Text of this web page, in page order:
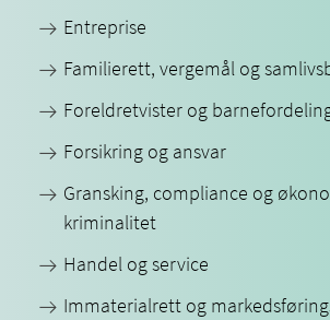
Entreprise
Familierett, vergemål og
Foreldretvister og
Forsikring og ansvar
Gransking, compliance og
kriminalitet
Handel og service
Immaterialrett og